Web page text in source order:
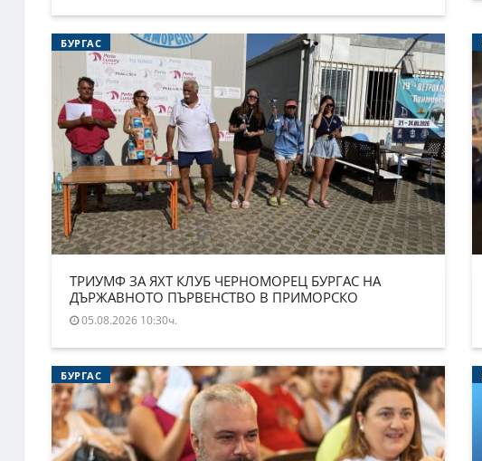
БУРГАС
ТРИУМФ ЗА ЯХТ КЛУБ ЧЕРНОМОРЕЦ БУРГАС НА
ДЪРЖАВНОТО ПЪРВЕНСТВО В ПРИМОРСКО
05.08.2026 10:30ч.
БУРГАС